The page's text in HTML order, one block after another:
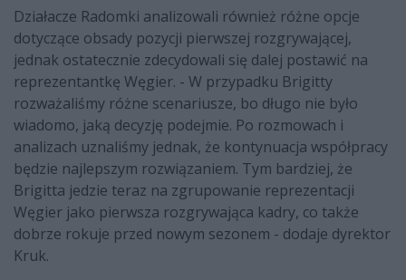
Działacze Radomki analizowali również różne opcje
dotyczące obsady pozycji pierwszej rozgrywającej,
jednak ostatecznie zdecydowali się dalej postawić na
reprezentantkę Węgier. - W przypadku Brigitty
rozważaliśmy różne scenariusze, bo długo nie było
wiadomo, jaką decyzję podejmie. Po rozmowach i
analizach uznaliśmy jednak, że kontynuacja współpracy
będzie najlepszym rozwiązaniem. Tym bardziej, że
Brigitta jedzie teraz na zgrupowanie reprezentacji
Węgier jako pierwsza rozgrywająca kadry, co także
dobrze rokuje przed nowym sezonem - dodaje dyrektor
Kruk.